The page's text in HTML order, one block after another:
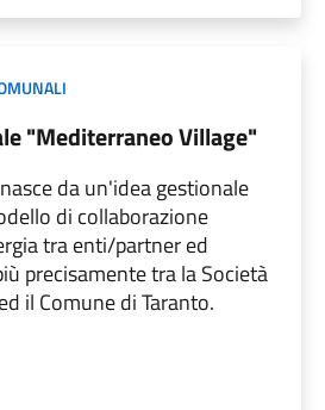
"Mediterraneo Village"
da un'idea gestionale
di collaborazione
tra enti/partner ed
precisamente tra la Società
il Comune di Taranto.